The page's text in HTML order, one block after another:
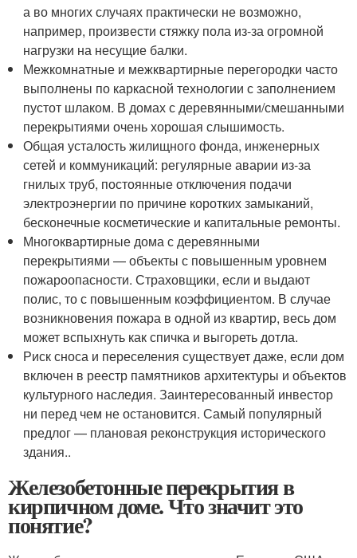
а во многих случаях практически не возможно,
например, произвести стяжку пола из-за огромной
нагрузки на несущие балки.
Межкомнатные и межквартирные перегородки часто
выполнены по каркасной технологии с заполнением
пустот шлаком. В домах с деревянными/смешанными
перекрытиями очень хорошая слышимость.
Общая усталость жилищного фонда, инженерных
сетей и коммуникаций: регулярные аварии из-за
гнилых труб, постоянные отключения подачи
электроэнергии по причине коротких замыканий,
бесконечные косметические и капитальные ремонты.
Многоквартирные дома с деревянными
перекрытиями — объекты с повышенным уровнем
пожароопасности. Страховщики, если и выдают
полис, то с повышенным коэффициентом. В случае
возникновения пожара в одной из квартир, весь дом
может вспыхнуть как спичка и выгореть дотла.
Риск сноса и переселения существует даже, если дом
включен в реестр памятников архитектуры и объектов
культурного наследия. Заинтересованный инвестор
ни перед чем не остановится. Самый популярный
предлог — плановая реконструкция исторического
здания..
Железобетонные перекрытия в
кирпичном доме. Что значит это
понятие?